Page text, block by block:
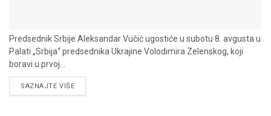
Predsednik Srbije Aleksandar Vučić ugostiće u subotu 8. avgusta u
Palati „Srbija“ predsednika Ukrajine Volodimira Zelenskog, koji
boravi u prvoj...
SAZNAJTE VIŠEDETAILS